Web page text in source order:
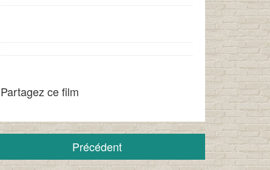
Partagez ce film
Précédent